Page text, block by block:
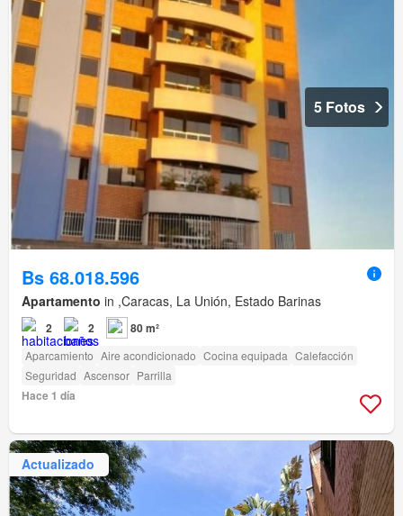
5 Fotos
Bs 68.018.596
Apartamento in ,Caracas, La Unión, Estado Barinas
2 2 80 m²
Aparcamiento Aire acondicionado Cocina equipada Calefacción
Seguridad Ascensor Parrilla
Hace 1 día
Actualizado